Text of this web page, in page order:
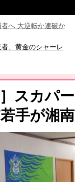
者へ 大逆転か連破か
者、黄金のシャーレ
夢は終わらない
出陣
のW杯開幕 注目は「個
ールさんがシンポジ
］スカパ
手が湘